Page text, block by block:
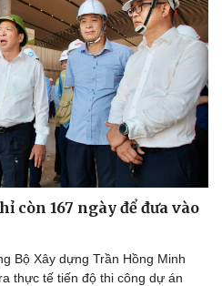
còn 167 ngày để đưa vào
Bộ Xây dựng Trần Hồng Minh
thực tế tiến độ thi công dự án